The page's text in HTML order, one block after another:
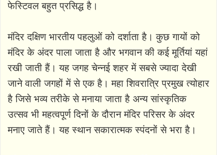
फेस्टिवल बहुत प्रसिद्ध है।
मंदिर दक्षिण भारतीय पहलुओं को दर्शाता है। कुछ गायों को
मंदिर के अंदर पाला जाता है और भगवान की कई मूर्तियां यहां
रखी जाती हैं। यह जगह चेन्नई शहर में सबसे ज्यादा देखी
जाने वाली जगहों में से एक है। महा शिवरात्रि प्रमुख त्योहार
है जिसे भव्य तरीके से मनाया जाता है अन्य सांस्कृतिक
उत्सव भी महत्वपूर्ण दिनों के दौरान मंदिर परिसर के अंदर
मनाए जाते हैं। यह स्थान सकारात्मक स्पंदनों से भरा है।